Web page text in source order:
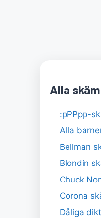
Alla
:pPPpp-
Alla
Bellman
Blondin
Chuck
Corona
Dåliga